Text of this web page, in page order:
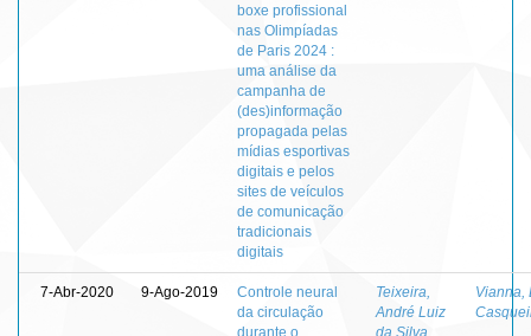
boxe profissional
nas Olimpíadas
de Paris 2024 :
uma análise da
campanha de
(des)informação
propagada pelas
mídias esportivas
digitais e pelos
sites de veículos
de comunicação
tradicionais
digitais
7-Abr-2020 9-Ago-2019
Controle neural
da circulação
durante o
Teixeira,
André Luiz
da Silva
Vianna,